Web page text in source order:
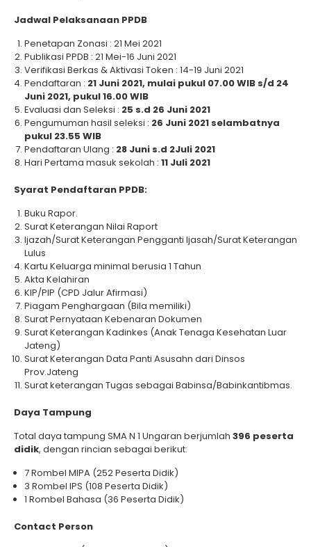
Jadwal Pelaksanaan PPDB
Penetapan Zonasi : 21 Mei 2021
Publikasi PPDB : 21 Mei-16 Juni 2021
Verifikasi Berkas & Aktivasi Token : 14-19 Juni 2021
Pendaftaran : 21 Juni 2021, mulai pukul 07.00 WIB s/d 24
Juni 2021, pukul 16.00 WIB
Evaluasi dan Seleksi : 25 s.d 26 Juni 2021
Pengumuman hasil seleksi : 26 Juni 2021 selambatnya
pukul 23.55 WIB
Pendaftaran Ulang : 28 Juni s.d 2Juli 2021
Hari Pertama masuk sekolah : 11 Juli 2021
Syarat Pendaftaran PPDB:
Buku Rapor.
Surat Keterangan Nilai Raport
Ijazah/Surat Keterangan Pengganti Ijasah/Surat Keterangan
Lulus
Kartu Keluarga minimal berusia 1 Tahun
Akta Kelahiran
KIP/PIP (CPD Jalur Afirmasi)
Piagam Penghargaan (Bila memiliki)
Surat Pernyataan Kebenaran Dokumen
Surat Keterangan Kadinkes (Anak Tenaga Kesehatan Luar
Jateng)
Surat Keterangan Data Panti Asusahn dari Dinsos
Prov.Jateng
Surat keterangan Tugas sebagai Babinsa/Babinkantibmas.
Daya Tampung
Total daya tampung SMA N 1 Ungaran berjumlah 396 peserta
didik, dengan rincian sebagai berikut:
7 Rombel MIPA (252 Peserta Didik)
3 Rombel IPS (108 Peserta Didik)
1 Rombel Bahasa (36 Peserta Didik)
Contact Person